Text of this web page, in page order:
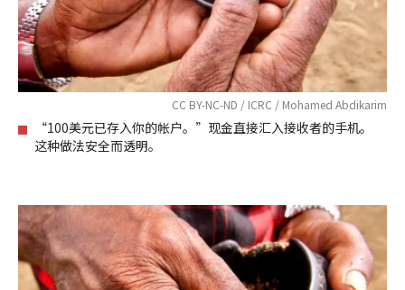
CC BY-NC-ND / ICRC / Mohamed Abdikarim
“100美元已存入你的帐户。”现金直接汇入接收者的手机。
这种做法安全而透明。